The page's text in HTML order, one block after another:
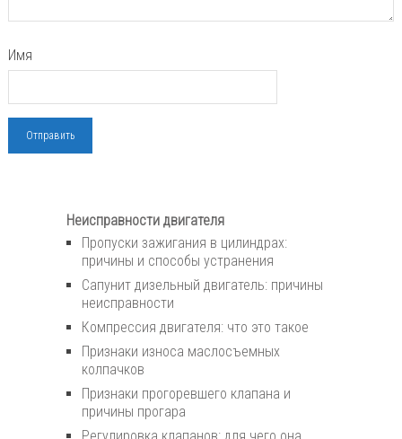
Имя
Неисправности двигателя
Пропуски зажигания в цилиндрах:
причины и способы устранения
Сапунит дизельный двигатель: причины
неисправности
Компрессия двигателя: что это такое
Признаки износа маслосъемных
колпачков
Признаки прогоревшего клапана и
причины прогара